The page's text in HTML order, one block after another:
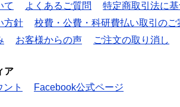
て
よくあるご質問
特定商取引法に
方針
校費・公費・科研費払い取引のご
お客様からの声 ご注文の取り消し
ア
ト
Facebook公式ページ